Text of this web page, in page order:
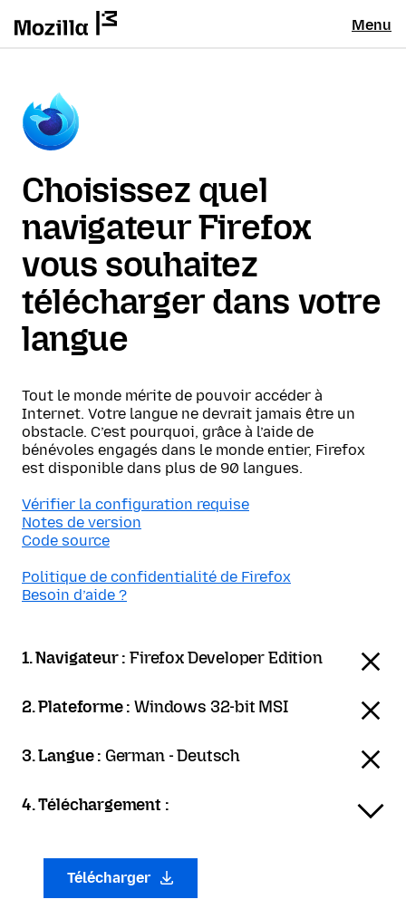
Menu
Choisissez quel
navigateur Firefox
vous souhaitez
télécharger dans votre
langue
Tout le monde mérite de pouvoir accéder à
Internet. Votre langue ne devrait jamais être un
obstacle. C’est pourquoi, grâce à l’aide de
bénévoles engagés dans le monde entier, Firefox
est disponible dans plus de 90 langues.
Vérifier la configuration requise
Notes de version
Code source
Politique de confidentialité de Firefox
Besoin d’aide ?
1. Navigateur :Firefox Developer Edition
2. Plateforme :Windows 32-bit MSI
3. Langue : German - Deutsch
4. Téléchargement :
Télécharger